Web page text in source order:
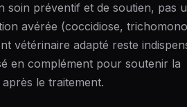
soin préventif et de soutien, pas
avérée (coccidiose,
vétérinaire adapté reste
en complément pour soutenir la
le traitement.